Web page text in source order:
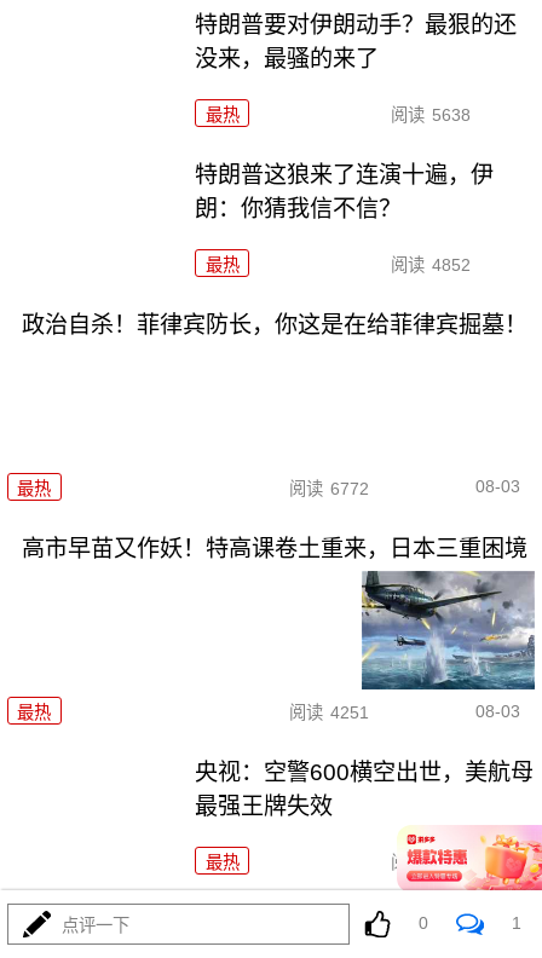
特朗普要对伊朗动手？最狠的还
没来，最骚的来了
最热 阅读 5638
特朗普这狼来了连演十遍，伊
朗：你猜我信不信？
最热 阅读 4852
政治自杀！菲律宾防长，你这是在给菲律宾掘墓！
最热 阅读 6772 08-03
高市早苗又作妖！特高课卷土重来，日本三重困境
最热 阅读 4251 08-03
央视：空警600横空出世，美航母
最强王牌失效
最热 阅读 22926
东瀛彻底撕掉和平面具，公然发
点评一下 0 1